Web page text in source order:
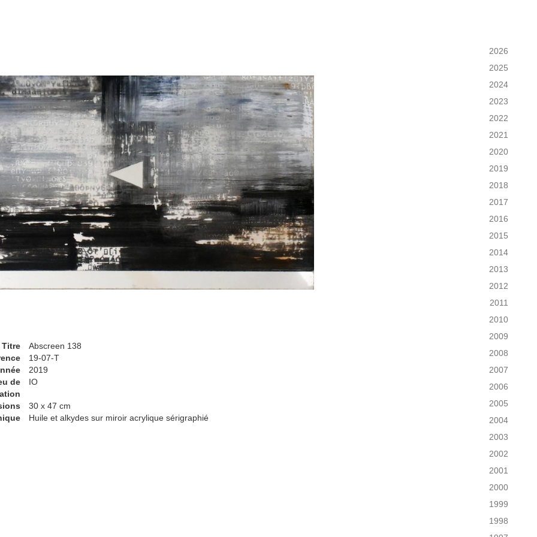
2026
2025
2024
2023
2022
2021
2020
2019
2018
2017
2016
2015
2014
2013
2012
2011
2010
2009
2008
2007
2006
2005
2004
2003
2002
2001
2000
1999
1998
Titre
Abscreen 138
19-07-T
2019
de
IO
30 x 47 cm
Huile et alkydes sur miroir acrylique sérigraphié